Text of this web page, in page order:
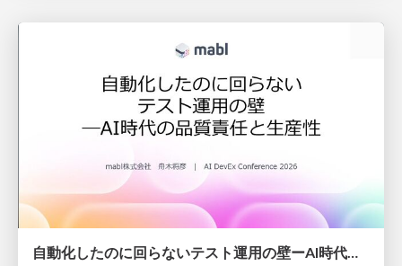
自動化したのに回らないテスト運用の壁ーAI時代の品質責任と生産性